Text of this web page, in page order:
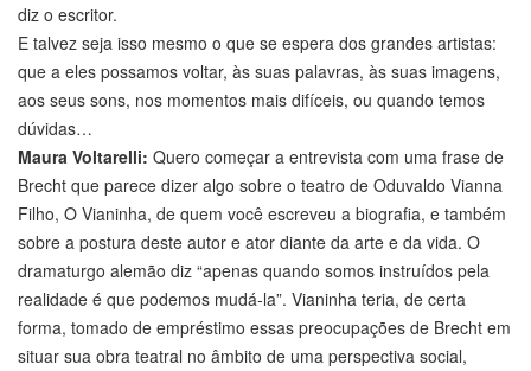
diz o escritor.
E talvez seja isso mesmo o que se espera dos grandes artistas:
que a eles possamos voltar, às suas palavras, às suas imagens,
aos seus sons, nos momentos mais difíceis, ou quando temos
dúvidas…
Maura Voltarelli: Quero começar a entrevista com uma frase de
Brecht que parece dizer algo sobre o teatro de Oduvaldo Vianna
Filho, O Vianinha, de quem você escreveu a biografia, e também
sobre a postura deste autor e ator diante da arte e da vida. O
dramaturgo alemão diz “apenas quando somos instruídos pela
realidade é que podemos mudá-la”. Vianinha teria, de certa
forma, tomado de empréstimo essas preocupações de Brecht em
situar sua obra teatral no âmbito de uma perspectiva social,